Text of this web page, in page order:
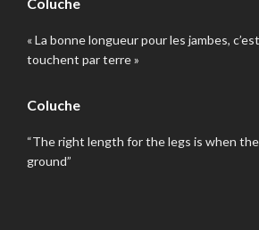
« La bonne longueur pour les jambes,
touchent par terre »
Coluche
“The right length for the legs is when
ground”